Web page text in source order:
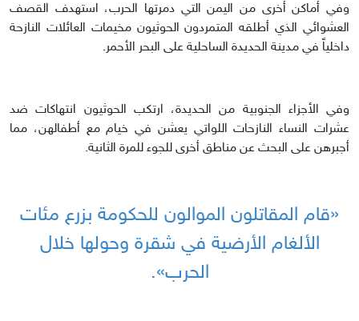
وفي أماكن أخرى من اليمن التي دمرتها الحرب، استهدف القصف
العشوائي الذي أطلقه المتمردون الحوثيون مخيمات العائلات النازحة
داخلياً في مدينة الحديدة الساحلية على البحر الأحمر.
وفي الأجزاء الجنوبية من الحديدة، ارتكب الحوثيون انتهاكات ضد
عشرات النساء النازحات اللواتي يعشن في خيام مع أطفالهن، مما
أجبرهن على البحث عن مناطق أخرى للجوء للمرة الثانية.
«قام المقاتلون الموالون للحكومة بزرع مئات
الألغام الأرضية في شقرة وحولها خلال
الحرب».